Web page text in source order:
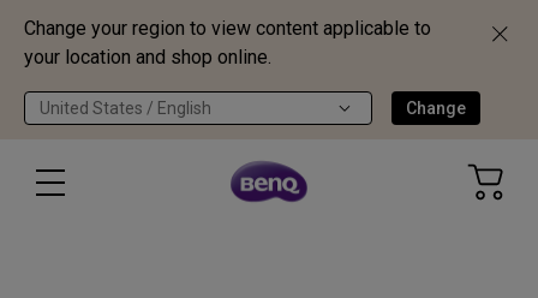
Change your region to view content applicable to
your location and shop online.
United States / English Change